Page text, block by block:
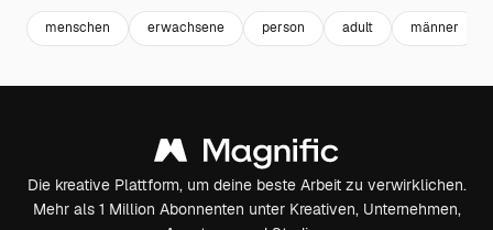
menschen erwachsene person adult männer
Die kreative Plattform, um deine beste Arbeit zu verwirklichen.
Mehr als 1 Million Abonnenten unter Kreativen, Unternehmen,